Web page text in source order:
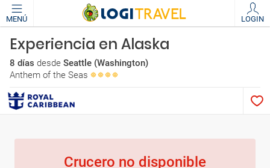
MENÚ LOGIN
Experiencia en Alaska
8 días desde Seattle (Washington)
Anthem of the Seas
Crucero no disponible